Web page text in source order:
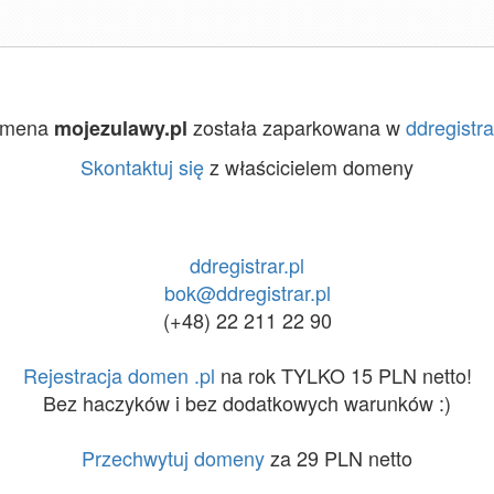
mojezulawy.pl została zaparkowana w
Skontaktuj sięz właścicielem domeny
ddregistrar.pl
bok@ddregistrar.pl
(+48) 22 211 22 90
Rejestracja domen .pl na rok TYLKO 15 PLN netto!
Bez haczyków i bez dodatkowych warunków :)
Przechwytuj domenyza 29 PLN netto